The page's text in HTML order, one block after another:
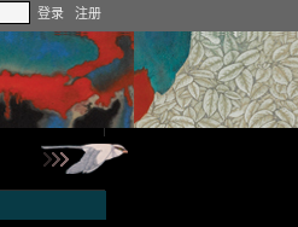
登录 注册